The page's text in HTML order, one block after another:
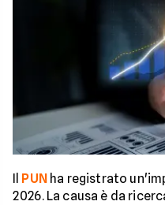
Il PUNha registrato
2026. La causa è da